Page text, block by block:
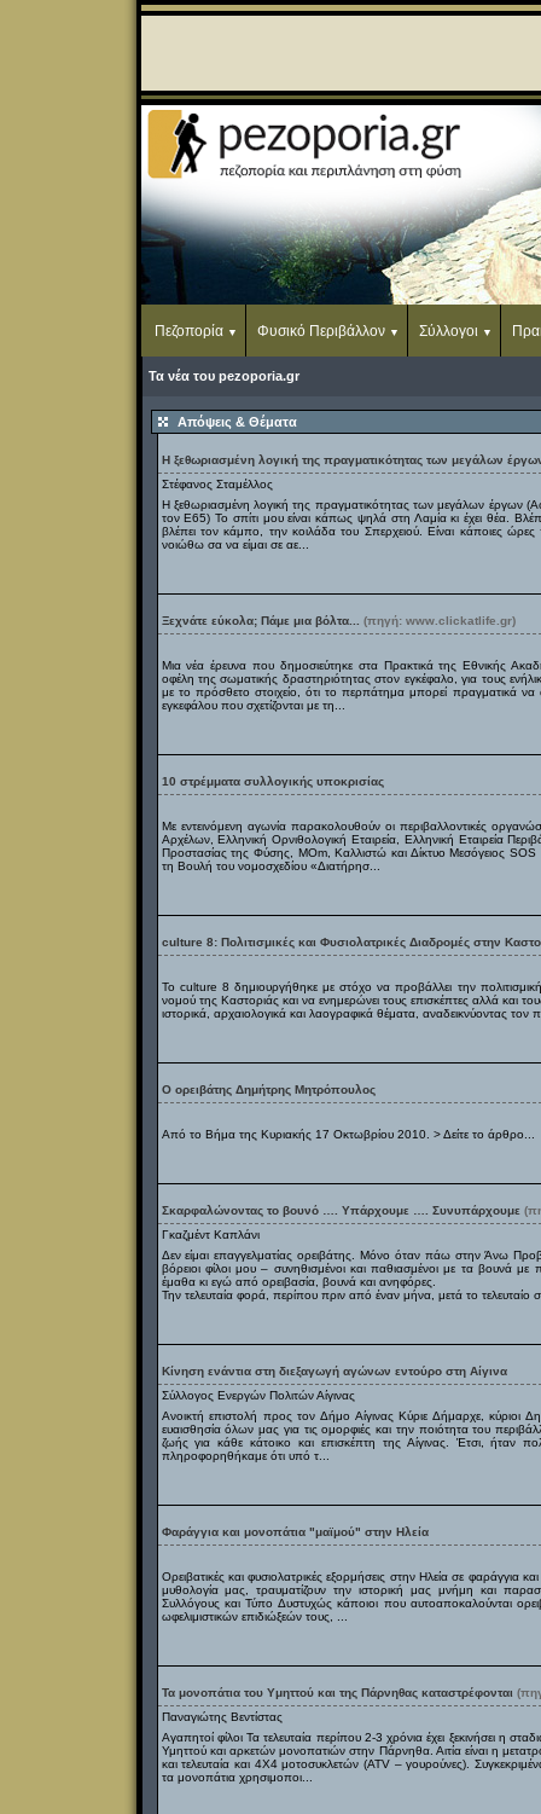
Πεζοπορία Φυσικό Περιβάλλον Σύλλογοι
Τα νέα του pezoporia.gr
Απόψεις & Θέματα
Η ξεθωριασμένη λογική της πραγματικότητας των μεγάλων
Στέφανος Σταμέλλος
Η ξεθωριασμένη λογική της πραγματικότητας των μεγάλων έργων
τον Ε65) Το σπίτι μου είναι κάπως ψηλά στη Λαμία κι έχει θέα.
βλέπει τον κάμπο, την κοιλάδα του Σπερχειού. Είναι κάποιες
νοιώθω σα να είμαι σε αε...
Ξεχνάτε εύκολα; Πάμε μια βόλτα... (πηγή: www.clickatlife.gr)
Μια νέα έρευνα που δημοσιεύτηκε στα Πρακτικά της Εθνικής
οφέλη της σωματικής δραστηριότητας στον εγκέφαλο, για τους
με το πρόσθετο στοιχείο, ότι το περπάτημα μπορεί πραγματικά
εγκεφάλου που σχετίζονται με τη...
10 στρέμματα συλλογικής υποκρισίας
Με εντεινόμενη αγωνία παρακολουθούν οι περιβαλλοντικές
Αρχέλων, Ελληνική Ορνιθολογική Εταιρεία, Ελληνική Εταιρεία
Προστασίας της Φύσης, MOm, Καλλιστώ και Δίκτυο Μεσόγειος SOS
τη Βουλή του νομοσχεδίου «Διατήρησ...
culture 8: Πολιτισμικές και Φυσιολατρικές Διαδρομές στην
Το culture 8 δημιουργήθηκε με στόχο να προβάλλει την
νομού της Καστοριάς και να ενημερώνει τους επισκέπτες αλλά και
ιστορικά, αρχαιολογικά και λαογραφικά θέματα, αναδεικνύοντας τον
Ο ορειβάτης Δημήτρης Μητρόπουλος
Από το Βήμα της Κυριακής 17 Οκτωβρίου 2010. > Δείτε το άρθρο...
Σκαρφαλώνοντας το βουνό …. Υπάρχουμε …. Συνυπάρχουμε
Γκαζμέντ Καπλάνι
Δεν είμαι επαγγελματίας ορειβάτης. Μόνο όταν πάω στην Άνω
βόρειοι φίλοι μου – συνηθισμένοι και παθιασμένοι με τα βουνά με
έμαθα κι εγώ από ορειβασία, βουνά και ανηφόρες.
Την τελευταία φορά, περίπου πριν από έναν μήνα, μετά το
Κίνηση ενάντια στη διεξαγωγή αγώνων εντούρο στη Αίγινα
Σύλλογος Ενεργών Πολιτών Αίγινας
Ανοικτή επιστολή προς τον Δήμο Αίγινας Κύριε Δήμαρχε, κύριοι
ευαισθησία όλων μας για τις ομορφιές και την ποιότητα του
ζωής για κάθε κάτοικο και επισκέπτη της Αίγινας. Έτσι, ήταν
πληροφορηθήκαμε ότι υπό τ...
Φαράγγια και μονοπάτια "μαϊμού" στην Ηλεία
Ορειβατικές και φυσιολατρικές εξορμήσεις στην Ηλεία σε φαράγγια
μυθολογία μας, τραυματίζουν την ιστορική μας μνήμη και
Συλλόγους και Τύπο Δυστυχώς κάποιοι που αυτοαποκαλούνται
ωφελιμιστικών επιδιώξεών τους, ...
Τα μονοπάτια του Υμηττού και της Πάρνηθας καταστρέφονται
Παναγιώτης Βεντίστας
Αγαπητοί φίλοι Τα τελευταία περίπου 2-3 χρόνια έχει ξεκινήσει η
Υμηττού και αρκετών μονοπατιών στην Πάρνηθα. Αιτία είναι η
και τελευταία και 4Χ4 μοτοσυκλετών (ATV – γουρούνες).
τα μονοπάτια χρησιμοποι...